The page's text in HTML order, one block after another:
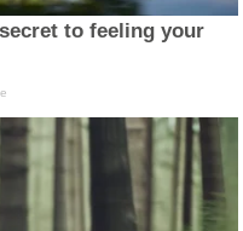
to feeling your